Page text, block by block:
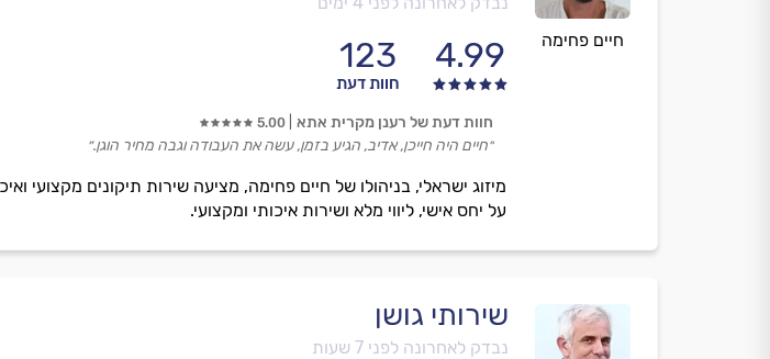
חיים פחימה 4.99
123
חוות דעת
מיזוג ישראלי, בניהולו של חיים פחימה, מציעה שירות תיקונים מקצועי
על יחס אישי, ליווי מלא ושירות איכותי ומקצועי.
חוות דעת של רענן מקרית אתא 5.00
״חיים היה חייכן, אדיב, הגיע בזמן, עשה את העבודה וגבה מחיר הוגן.״
שירותי גושן
נבדק לאחרונה לפני 7 שעות